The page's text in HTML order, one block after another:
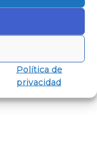
Política de
privacidad